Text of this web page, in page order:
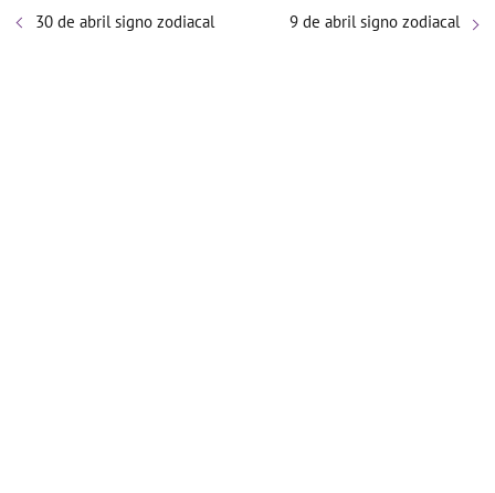
30 de abril signo zodiacal 9 de abril signo zodiacal